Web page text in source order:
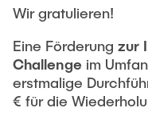
LearnING Center
Lehre im
WorkINGLab /
Institute im
Wir gratulieren!
Eine Förderung zur
Challenge im
erstmalige
€ für die